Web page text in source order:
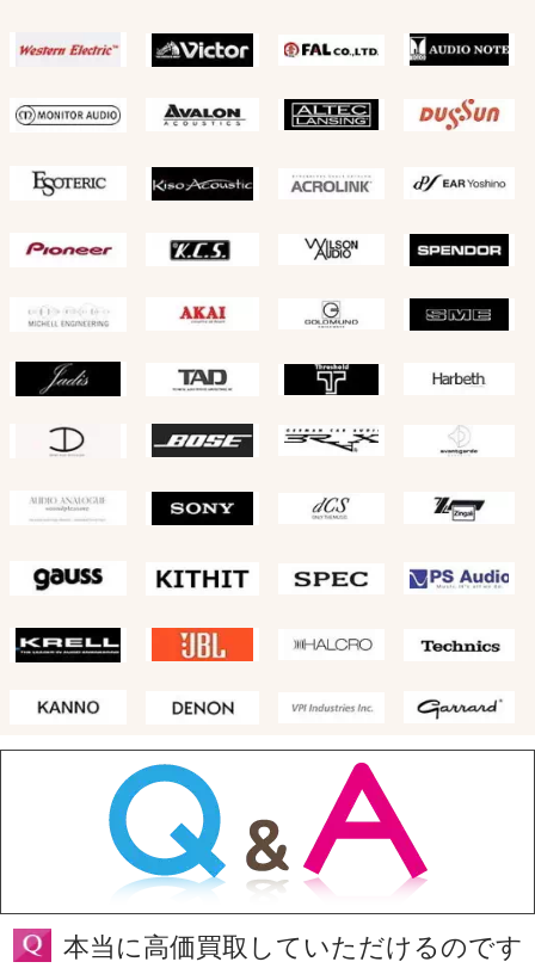
本当に高価買取していただけるのです